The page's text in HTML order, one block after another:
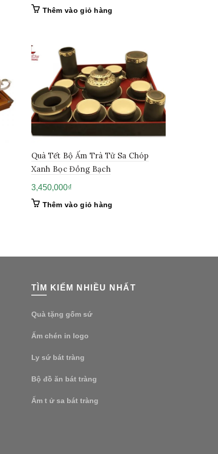
Thêm vào giỏ hàng
Quà Tết Bộ Ấm Trà Tử Sa Chóp
Xanh Bọc Đồng Bạch
3,450,000₫
Thêm vào giỏ hàng
TÌM KIẾM NHIỀU NHẤT
Quà tặng gốm sứ
Ấm chén in logo
Ly sứ bát tràng
Bộ đồ ăn bát tràng
Ấm t ử sa bát tràng